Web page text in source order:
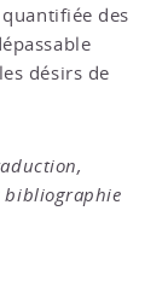
des
désirs de
bibliographie